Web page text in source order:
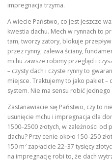
impregnacja trzyma.
A wiecie Państwo, co jest jeszcze
kwestia dachu. Mech w rynnach to
tam, tworzy zatory, blokuje
przez rynny, zalewa ściany,
mchu zawsze robimy przegląd i
– czysty dach i czyste rynny to
miejsce. Traktujemy to jako pakiet –
system. Nie ma sensu robić
Zastanawiacie się Państwo, czy to
usunięcie mchu i impregnacja dla
1500–2500 złotych, w zależności
dachu? Przy cenie około 150–250
150 m² zapłacicie 22–37 tysięcy
na impregnację robi to, że dach